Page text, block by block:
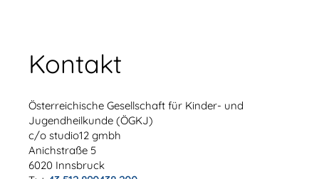
Kontakt
Österreichische Gesellschaft für Kinder- und
Jugendheilkunde (ÖGKJ)
c/o studio12 gmbh
Anichstraße 5
6020 Innsbruck